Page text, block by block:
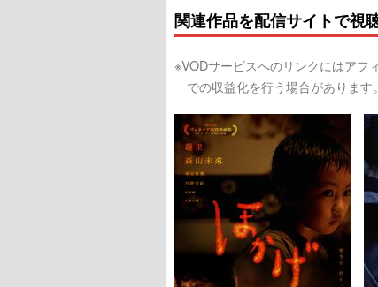
関連作品を配信サイトで視
※VODサービスへのリンクにはアフ
での収益化を行う場合があります。